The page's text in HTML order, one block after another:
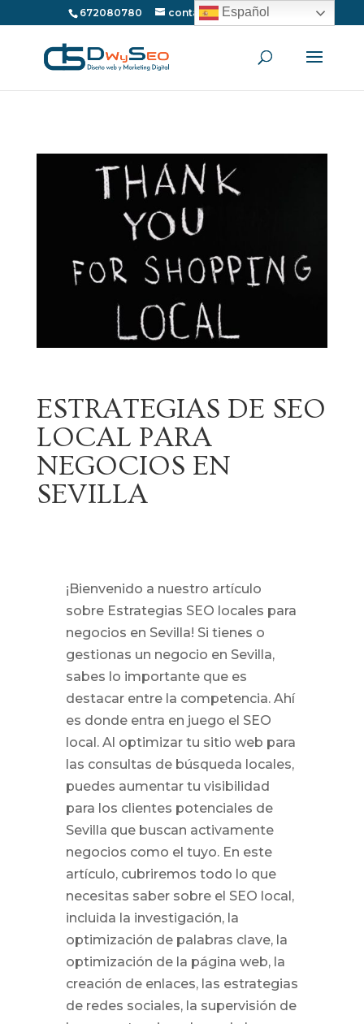
672080780 contacto@dwyseo.com
ESTRATEGIAS DE SEO
LOCAL PARA
NEGOCIOS EN
SEVILLA
¡Bienvenido a nuestro artículo
sobre Estrategias SEO locales para
negocios en Sevilla! Si tienes o
gestionas un negocio en Sevilla,
sabes lo importante que es
destacar entre la competencia. Ahí
es donde entra en juego el SEO
local. Al optimizar tu sitio web para
las consultas de búsqueda locales,
puedes aumentar tu visibilidad
para los clientes potenciales de
Sevilla que buscan activamente
negocios como el tuyo. En este
artículo, cubriremos todo lo que
necesitas saber sobre el SEO local,
incluida la investigación, la
optimización de palabras clave, la
optimización de la página web, la
creación de enlaces, las estrategias
de redes sociales, la supervisión de
Español